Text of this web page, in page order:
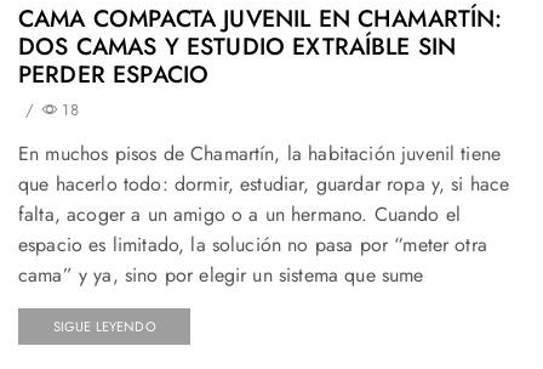
CAMA COMPACTA JUVENIL EN CHAMARTÍN:
DOS CAMAS Y ESTUDIO EXTRAÍBLE SIN
PERDER ESPACIO
/ 18
En muchos pisos de Chamartín, la habitación juvenil tiene
que hacerlo todo: dormir, estudiar, guardar ropa y, si hace
falta, acoger a un amigo o a un hermano. Cuando el
espacio es limitado, la solución no pasa por “meter otra
cama” y ya, sino por elegir un sistema que sume
SIGUE LEYENDO